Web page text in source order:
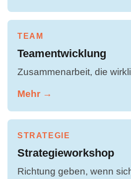
TEAM
Teamentwicklung
Zusammenarbeit, die
Mehr →
STRATEGIE
Strategieworkshop
Richtung geben, wenn